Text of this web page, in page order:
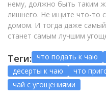
нему, должно быть таким
лишнего. Не ищите что-то
домом. И тогда даже
станет самым лучшим
Теги: что подать к чаю
десерты к чаю
что
чай с угощениями